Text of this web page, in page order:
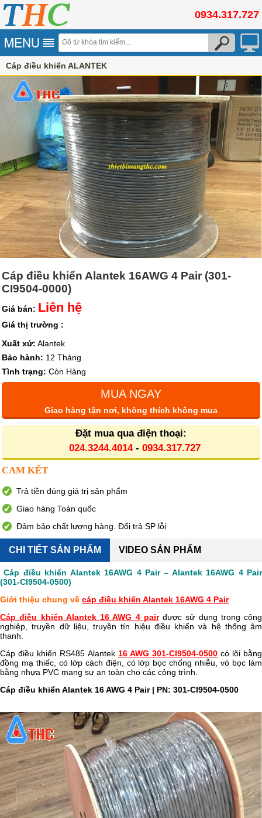
0934.317.727
Cáp điều khiển ALANTEK
Cáp điều khiển Alantek 16AWG 4 Pair (301-
CI9504-0000)
Giá bán: Liên hệ
Giá thị trường :
Xuất xứ: Alantek
Bảo hành: 12 Tháng
Tình trạng: Còn Hàng
MUA NGAY
Giao hàng tận nơi, không thích không mua
Đặt mua qua điện thoại:
024.3244.4014- 0934.317.727
CAM KẾT
Trả tiền đúng giá trị sản phẩm
Giao hàng Toàn quốc
Đảm bảo chất lượng hàng. Đổi trả SP lỗi
CHI TIẾT SẢN PHẨM VIDEO SẢN PHẨM
Cáp điều khiển Alantek 16AWG 4 Pair – Alantek 16AWG 4 Pair
(301-CI9504-0500)
Giới thiệu chung về cáp điều khiển Alantek 16AWG 4 Pair
Cáp điều khiển Alantek 16 AWG 4 pairđược sử dụng trong công
nghiệp, truyền dữ liệu, truyền tín hiệu điều khiển và hệ thống âm
thanh.
Cáp điều khiển RS485 Alantek 16 AWG 301-CI9504-0500 có lõi bằng
đồng mạ thiếc, có lớp cách điện, có lớp bọc chống nhiễu, vỏ bọc làm
bằng nhựa PVC mang sự an toàn cho các công trình.
Cáp điều khiển Alantek 16 AWG 4 Pair | PN: 301-CI9504-0500